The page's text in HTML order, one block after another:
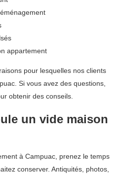
appartement
pour lesquelles nos clients
Si vous avez des questions,
obtenir des conseils.
un vide maison
à Campuac, prenez le temps
conserver. Antiquités, photos,